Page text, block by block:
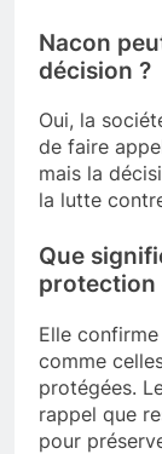
Nacon
décision ?
Oui, la
de faire
mais la
la lutte
Que
protection
Elle
comme
protégées.
rappel que
pour